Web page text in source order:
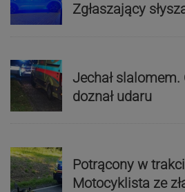
Zgłaszający
Jechał slalomem.
doznał udaru
Potrącony w
Motocyklista ze